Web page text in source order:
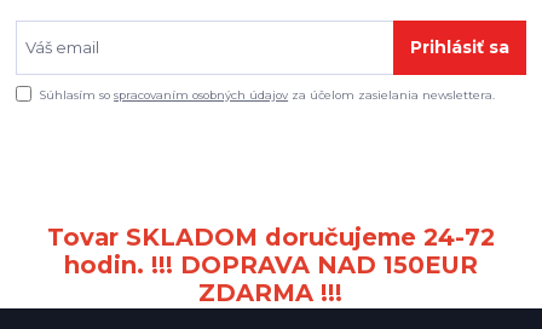
Prihlásiť sa
Súhlasím sospracovaním osobných údajov za účelom zasielania newslettera.
Tovar SKLADOM doručujeme 24-72
hodin. !!! DOPRAVA NAD 150EUR
ZDARMA !!!